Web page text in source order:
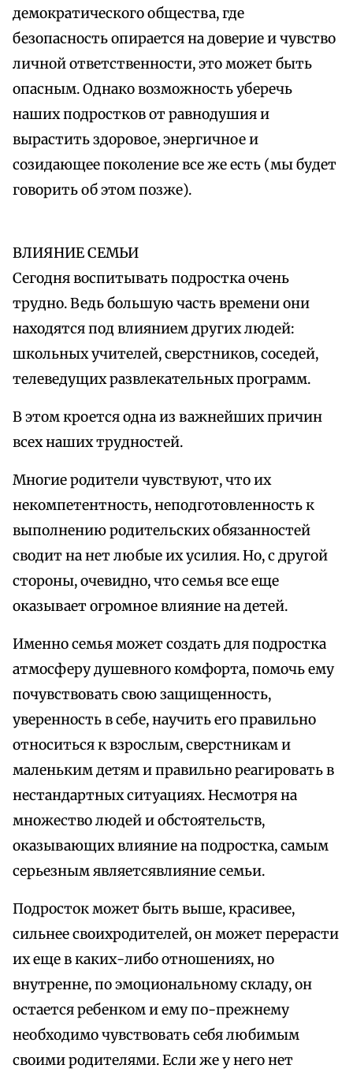
демократического общества, где
безопасность опирается на доверие и чувство
личной ответственности, это может быть
опасным. Однако возможность уберечь
наших подростков от равнодушия и
вырастить здоровое, энергичное и
созидающее поколение все же есть (мы будет
говорить об этом позже).
ВЛИЯНИЕ СЕМЬИ
Сегодня воспитывать подростка очень
трудно. Ведь большую часть времени они
находятся под влиянием других людей:
школьных учителей, сверстников, соседей,
телеведущих развлекательных программ.
В этом кроется одна из важнейших причин
всех наших трудностей.
Многие родители чувствуют, что их
некомпетентность, неподготовленность к
выполнению родительских обязанностей
сводит на нет любые их усилия. Но, с другой
стороны, очевидно, что семья все еще
оказывает огромное влияние на детей.
Именно семья может создать для подростка
атмосферу душевного комфорта, помочь ему
почувствовать свою защищенность,
уверенность в себе, научить его правильно
относиться к взрослым, сверстникам и
маленьким детям и правильно реагировать в
нестандартных ситуациях. Несмотря на
множество людей и обстоятельств,
оказывающих влияние на подростка, самым
серьезным являетсявлияние семьи.
Подросток может быть выше, красивее,
сильнее своихродителей, он может перерасти
их еще в каких-либо отношениях, но
внутренне, по эмоциональному складу, он
остается ребенком и ему по-прежнему
необходимо чувствовать себя любимым
своими родителями. Если же у него нет